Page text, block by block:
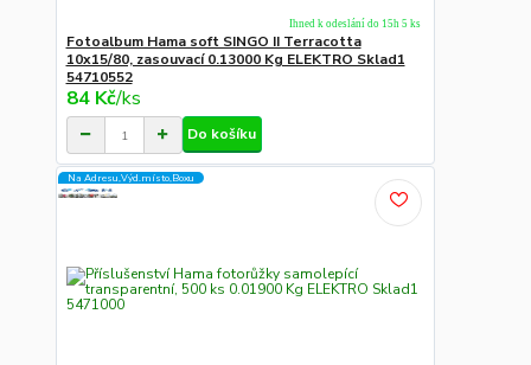
Fotoalbum Hama soft SINGO II Terracotta
10x15/80, zasouvací 0.13000 Kg ELEKTRO Sklad1
54710552
84 Kč/ks
Ihned k odeslání do 15h 5 ks
Do košíku
Na Adresu,Výd.místo,Boxu